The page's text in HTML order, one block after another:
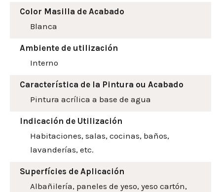
Color Masilla de Acabado
Blanca
Ambiente de utilización
Interno
Característica de la Pintura ou Acabado
Pintura acrílica a base de agua
Indicación de Utilización
Habitaciones, salas, cocinas, baños,
lavanderías, etc.
Superfícies de Aplicación
Albañilería, paneles de yeso, yeso cartón,